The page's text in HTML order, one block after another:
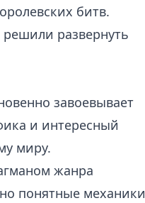
битв.
решили развернуть
завоевывает
и интересный
миру.
жанра
понятные механики